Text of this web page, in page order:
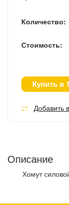
Количество:
Стоимость:
Купить в
Добавить
Описание
Хомут